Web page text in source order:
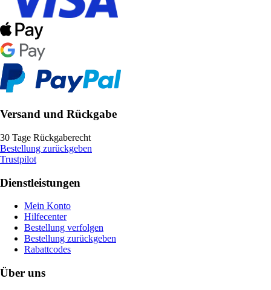
Versand und Rückgabe
30 Tage Rückgaberecht
Bestellung zurückgeben
Trustpilot
Dienstleistungen
Mein Konto
Hilfecenter
Bestellung verfolgen
Bestellung zurückgeben
Rabattcodes
Über uns